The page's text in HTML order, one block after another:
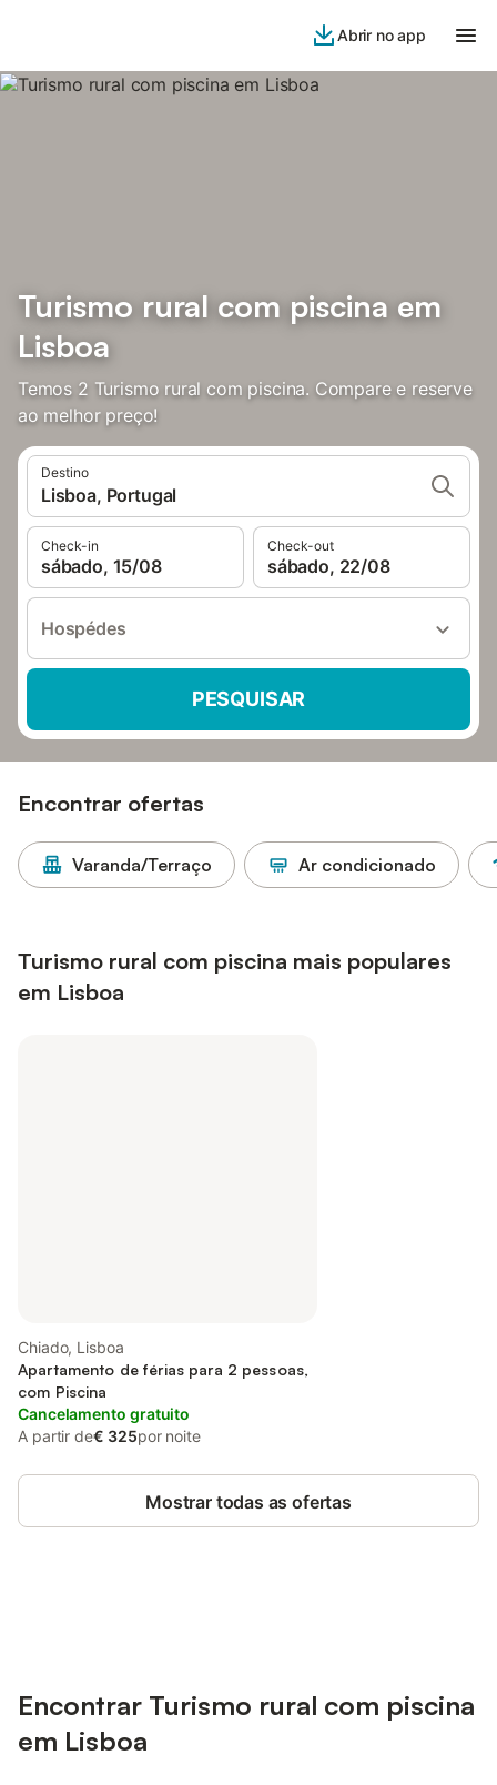
Abrir no app
Turismo rural com piscina em
Lisboa
Temos 2 Turismo rural com piscina. Compare e reserve
ao melhor preço!
Destino
Lisboa, Portugal
Check-in
sábado, 15/08
Check-out
sábado, 22/08
Hospédes
PESQUISAR
Encontrar ofertas
Varanda/Terraço Ar condicionado
Turismo rural com piscina mais populares
em Lisboa
Chiado, Lisboa
Apartamento de férias para 2 pessoas,
com Piscina
Cancelamento gratuito
A partir de€ 325por noite
Mostrar todas as ofertas
Encontrar Turismo rural com piscina
em Lisboa